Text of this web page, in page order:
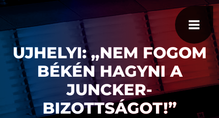
UJHELYI: „NEM FOGOM
BÉKÉN HAGYNI A
JUNCKER-
BIZOTTSÁGOT!”